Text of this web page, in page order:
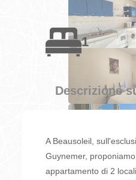
1
Descrizione
A Beausoleil,
Guynemer,
appartamento di 2